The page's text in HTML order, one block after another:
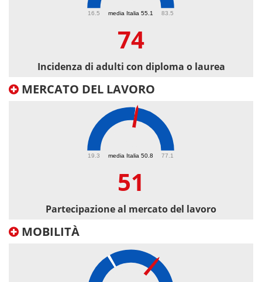
media Italia 55.1
16.5 83.5
74
Incidenza di adulti con diploma o laurea
MERCATO DEL LAVORO
media Italia 50.8
19.3 77.1
51
Partecipazione al mercato del lavoro
MOBILITÀ